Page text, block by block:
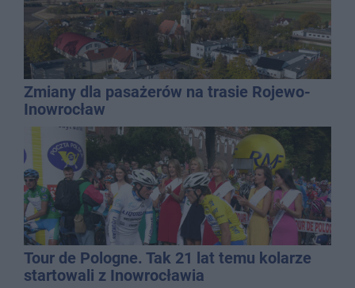
Zmiany dla pasażerów na trasie Rojewo-
Inowrocław
Tour de Pologne. Tak 21 lat temu kolarze
startowali z Inowrocławia